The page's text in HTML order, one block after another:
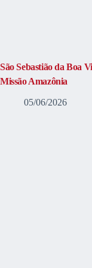
São Sebastião da Boa
Missão Amazônia
05/06/2026